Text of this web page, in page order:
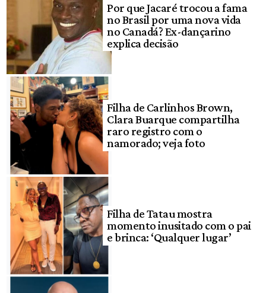
Por que Jacaré trocou a fama
no Brasil por uma nova vida
no Canadá? Ex-dançarino
explica decisão
Filha de Carlinhos Brown,
Clara Buarque compartilha
raro registro com o
namorado; veja foto
Filha de Tatau mostra
momento inusitado com o pai
e brinca: ‘Qualquer lugar’